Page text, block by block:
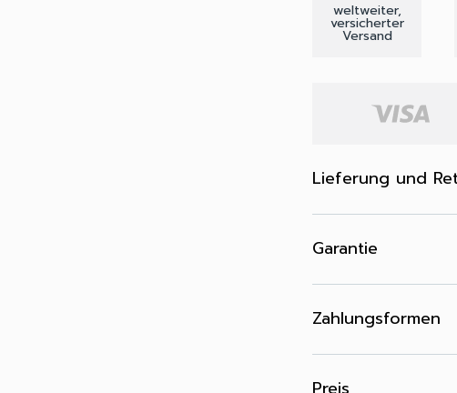
weltweiter,
versicherter
Versand
Lieferung und
Garantie
Zahlungsformen